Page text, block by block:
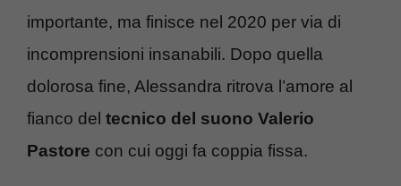
importante, ma finisce nel 2020 per via di
incomprensioni insanabili. Dopo quella
dolorosa fine, Alessandra ritrova l’amore al
fianco del tecnico del suono Valerio
Pastore con cui oggi fa coppia fissa.